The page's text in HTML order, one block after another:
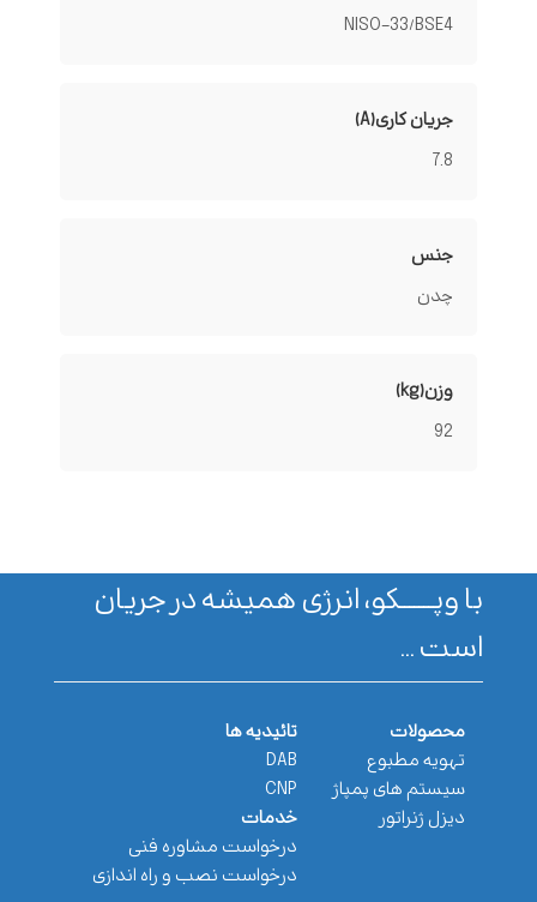
NISO-33/BSE4
جریان کاری(A)
7.8
جنس
چدن
وزن(kg)
92
با وپـــــــکو، انرژی همیشه در جریان
است ...
محصولات
تهویه مطبوع
سیستم های پمپاژ
دیزل ژنراتور
تائیدیه ها
DAB
CNP
خدمات
درخواست مشاوره فنی
درخواست نصب و راه اندازی